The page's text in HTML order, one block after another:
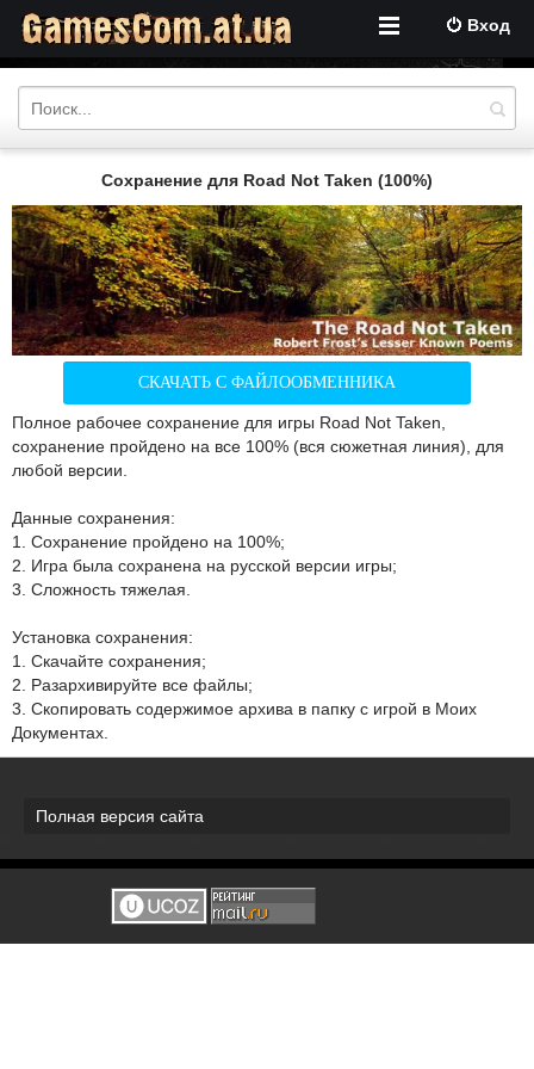
Вход
Сохранение для Road Not Taken (100%)
СКАЧАТЬ С ФАЙЛООБМЕННИКА
Полное рабочее сохранение для игры Road Not Taken,
сохранение пройдено на все 100% (вся сюжетная линия), для
любой версии.
Данные сохранения:
1. Сохранение пройдено на 100%;
2. Игра была сохранена на русской версии игры;
3. Сложность тяжелая.
Установка сохранения:
1. Скачайте сохранения;
2. Разархивируйте все файлы;
3. Скопировать содержимое архива в папку с игрой в Моих
Документах.
Полная версия сайта